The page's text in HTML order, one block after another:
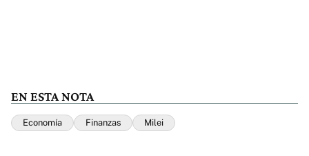
EN ESTA NOTA
Economía Finanzas Milei